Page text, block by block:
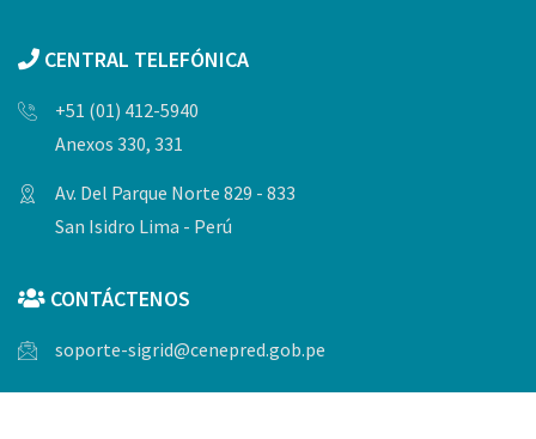
CENTRAL TELEFÓNICA
+51 (01) 412-5940
Anexos 330, 331
Av. Del Parque Norte 829 - 833
San Isidro Lima - Perú
CONTÁCTENOS
soporte-sigrid@cenepred.gob.pe